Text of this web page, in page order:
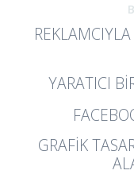
YARATICI
GRAFIK